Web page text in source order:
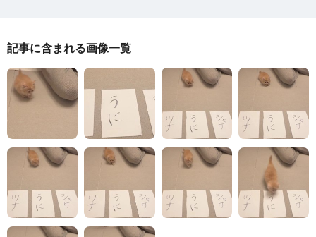
記事に含まれる画像一覧